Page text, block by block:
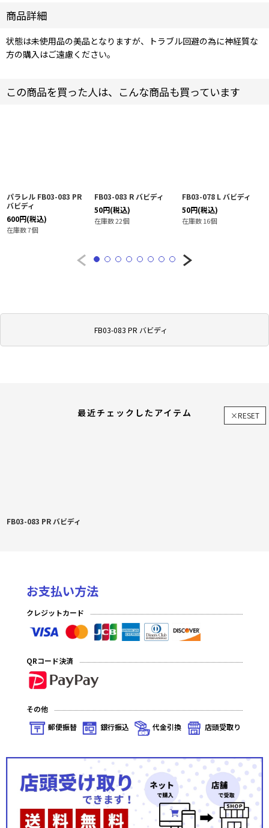
FB03-083 PR バビディ
商品詳細
状態は未使用品の美品となりますが、トラブル回避の為に神経質な
方の購入はご遠慮ください。
この商品を買った人は、こんな商品も買っています
パラレル FB03-083 PR
バビディ
600円(税込)
在庫数 7個
FB03-083 R バビディ
50円(税込)
在庫数 22個
FB03-078 L バビディ
50円(税込)
在庫数 16個
最近チェックしたアイテム ×RESET
FB03-083 PR バビディ
お支払い方法
クレジットカード
QRコード決済
その他
郵便振替
銀行振込 代金引換 店頭受取り